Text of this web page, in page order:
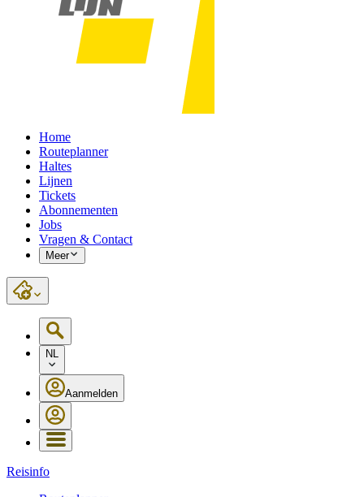
Home
Routeplanner
Haltes
Lijnen
Tickets
Abonnementen
Jobs
Vragen & Contact
Meer
NL
Aanmelden
Reisinfo